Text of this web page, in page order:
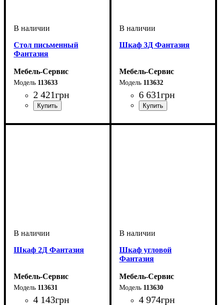
Стол письменный
Фантазия
Мебель-Сервис
113633
2 421грн
Шкаф 3Д Фантазия
Мебель-Сервис
113632
6 631грн
Шкаф 2Д Фантазия
Мебель-Сервис
113631
4 143грн
Шкаф угловой
Фантазия
Мебель-Сервис
113630
4 974грн